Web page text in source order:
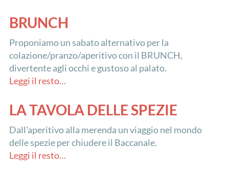
BRUNCH
Proponiamo un sabato alternativo per la
colazione/pranzo/aperitivo con il BRUNCH,
divertente agli occhi e gustoso al palato.
Leggi il resto…
LA TAVOLA DELLE SPEZIE
Dall'aperitivo alla merenda un viaggio nel mondo
delle spezie per chiudere il Baccanale.
Leggi il resto…